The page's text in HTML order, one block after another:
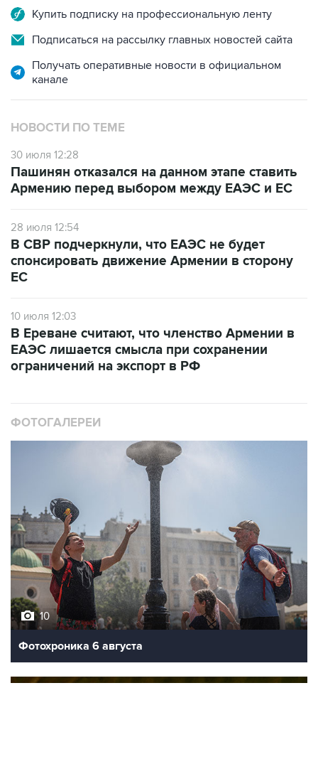
Купить подписку на профессиональную ленту
Подписаться на рассылку главных новостей сайта
Получать оперативные новости в официальном
канале
НОВОСТИ ПО ТЕМЕ
30 июля 12:28
Пашинян отказался на данном этапе ставить
Армению перед выбором между ЕАЭС и ЕС
28 июля 12:54
В СВР подчеркнули, что ЕАЭС не будет
спонсировать движение Армении в сторону
ЕС
10 июля 12:03
В Ереване считают, что членство Армении в
ЕАЭС лишается смысла при сохранении
ограничений на экспорт в РФ
ФОТОГАЛЕРЕИ
10
Фотохроника 6 августа